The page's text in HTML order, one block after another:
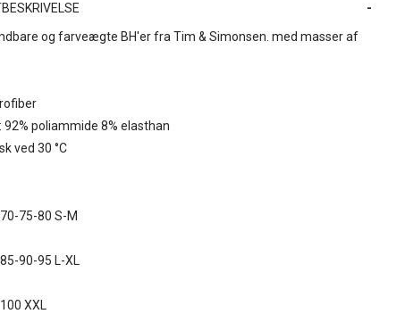
og farveægte BH'er fra Tim & Simonsen. med masser af
92% poliammide 8% elasthan
ved 30 °C
75-80 S-M
90-95 L-XL
XXL